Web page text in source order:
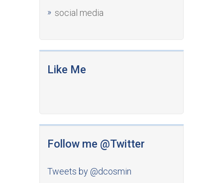
social media
Like Me
Follow me @Twitter
Tweets by @dcosmin